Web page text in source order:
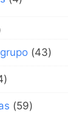
(43)
(59)